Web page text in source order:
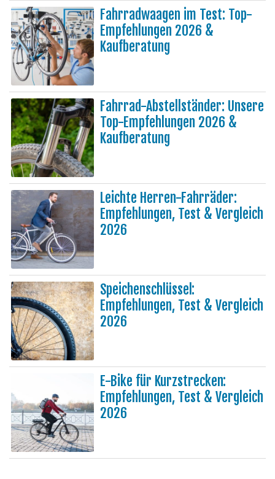
Fahrradwaagen im Test: Top-
Empfehlungen 2026 &
Kaufberatung
Fahrrad-Abstellständer: Unsere
Top-Empfehlungen 2026 &
Kaufberatung
Leichte Herren-Fahrräder:
Empfehlungen, Test & Vergleich
2026
Speichenschlüssel:
Empfehlungen, Test & Vergleich
2026
E-Bike für Kurzstrecken:
Empfehlungen, Test & Vergleich
2026